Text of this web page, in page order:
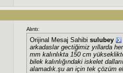
Alıntı:
Orijinal Mesaj Sahibi sulubey
arkadaslar gectiğimiz yıllarda
mm kalınlıkta 150 cm
bilek kalınlığındaki iskelet
alamadık.şu an için tek çözüm